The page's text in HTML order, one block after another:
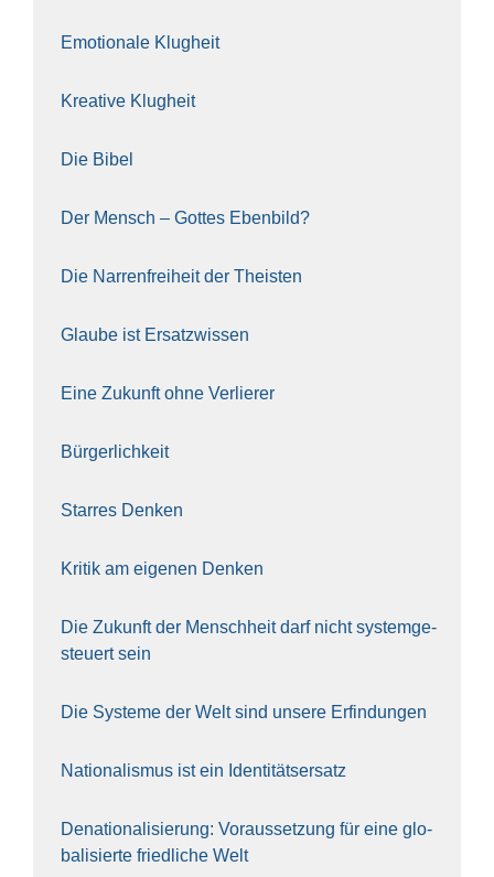
Emo­tio­na­le Klug­heit
Krea­ti­ve Klug­heit
Die Bibel
Der Mensch – Got­tes Eben­bild?
Die Nar­ren­frei­heit der The­is­ten
Glau­be ist Ersatz­wis­sen
Eine Zukunft ohne Ver­lie­rer
Bür­ger­lich­keit
Star­res Den­ken
Kri­tik am eige­nen Den­ken
Die Zukunft der Mensch­heit darf nicht sys­tem­ge­
steu­ert sein
Die Sys­te­me der Welt sind unse­re Erfin­dun­gen
Natio­na­lis­mus ist ein Iden­ti­täts­er­satz
Dena­tio­na­li­sie­rung: Vor­aus­set­zung für eine glo­
ba­li­sier­te fried­li­che Welt